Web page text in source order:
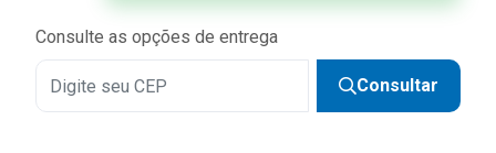
Consulte as opções de entrega
Consultar